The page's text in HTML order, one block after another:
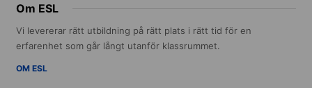
Om ESL
Vi levererar rätt utbildning på rätt plats i rätt tid för en
erfarenhet som går långt utanför klassrummet.
OM ESL